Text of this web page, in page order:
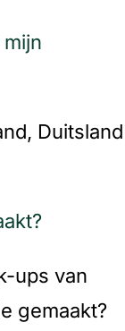
Duitsland
ups van
gemaakt?